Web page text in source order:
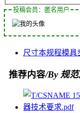
投稿会员：匿名用户
尺寸本规程模具
推荐内容/By 规